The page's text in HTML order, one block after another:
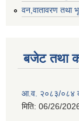
वन,वातावरण तथा
बजेट तथा
आ.व. २०८३/०८४
मिति: 06/26/